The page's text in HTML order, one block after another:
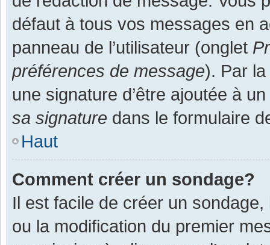
défaut à tous vos messages en
panneau de l’utilisateur (onglet
préférences de message). Par
une signature d’être ajoutée à
sa signature dans le formulaire
Haut
Comment créer un sondage?
Il est facile de créer un
ou la modification du premier